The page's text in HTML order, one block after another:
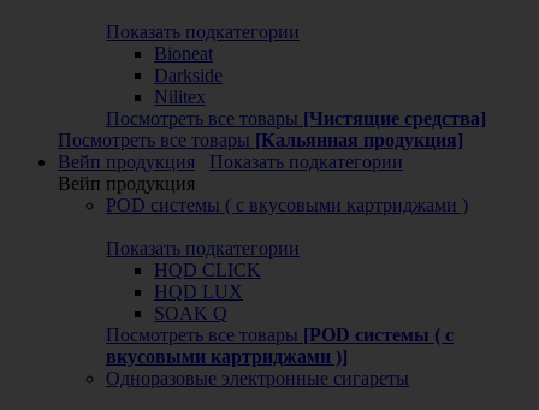
Показать подкатегории
Bioneat
Darkside
Nilitex
Посмотреть все товары [Чистящие средства]
Посмотреть все товары [Кальянная продукция]
Вейп продукция
Показать подкатегории
Вейп продукция
POD системы ( с вкусовыми картриджами )
Показать подкатегории
HQD CLICK
HQD LUX
SOAK Q
Посмотреть все товары [POD системы ( с
вкусовыми картриджами )]
Одноразовые электронные сигареты